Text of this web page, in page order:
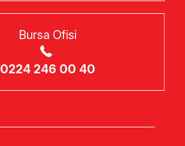
Bursa Ofisi
0224 246 00 40